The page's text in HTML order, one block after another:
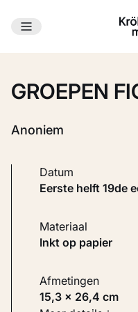
Ga naar
GROEPEN
Anoniem
Datum
eerste helft 19de
Materiaal
Inkt op papier
Afmetingen
15,3 × 26,4 cm